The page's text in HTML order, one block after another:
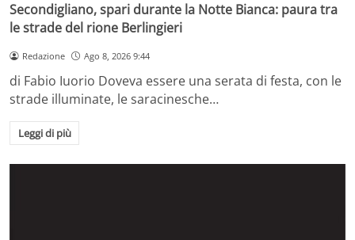
Secondigliano, spari durante la Notte Bianca: paura tra
le strade del rione Berlingieri
Redazione Ago 8, 2026 9:44
di Fabio Iuorio Doveva essere una serata di festa, con le
strade illuminate, le saracinesche…
Leggi di più